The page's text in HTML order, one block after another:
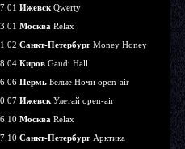
Ижевск Qwerty
Москва Relax
Санкт-Петербург Money Honey
Киров Gaudi Hall
Пермь Белые Ночи open-air
Ижевск Улетай open-air
Москва Relax
Санкт-Петербург Арктика